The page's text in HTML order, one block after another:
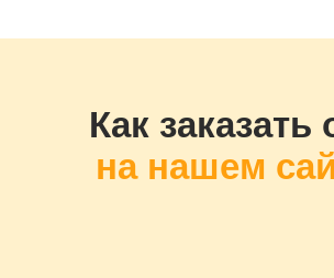
Как заказать
на нашем